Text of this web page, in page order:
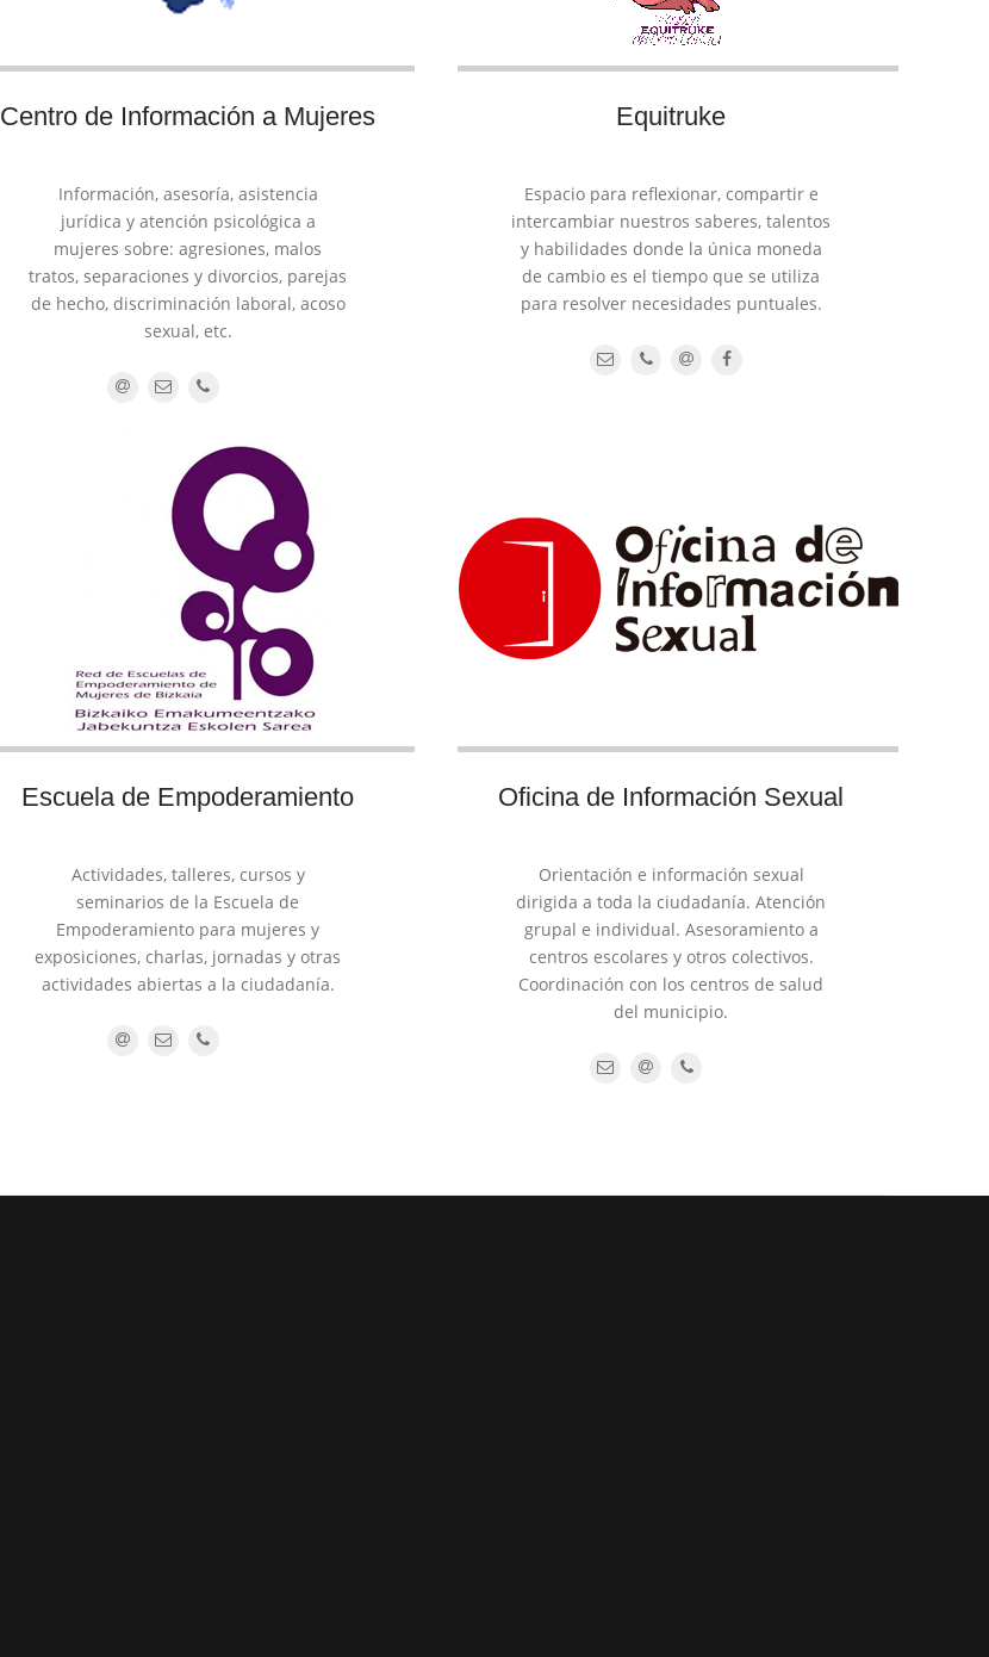
Centro de Información a Mujeres
Información, asesoría, asistencia
jurídica y atención psicológica a
mujeres sobre: agresiones, malos
tratos, separaciones y divorcios, parejas
de hecho, discriminación laboral, acoso
sexual, etc.
Equitruke
Espacio para reflexionar, compartir e
intercambiar nuestros saberes, talentos
y habilidades donde la única moneda
de cambio es el tiempo que se utiliza
para resolver necesidades puntuales.
Escuela de Empoderamiento
Actividades, talleres, cursos y
seminarios de la Escuela de
Empoderamiento para mujeres y
exposiciones, charlas, jornadas y otras
actividades abiertas a la ciudadanía.
Oficina de Información Sexual
Orientación e información sexual
dirigida a toda la ciudadanía. Atención
grupal e individual. Asesoramiento a
centros escolares y otros colectivos.
Coordinación con los centros de salud
del municipio.